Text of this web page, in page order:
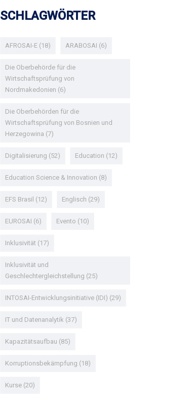
SCHLAGWÖRTER
AFROSAI-E(18) ARABOSAI (6)
Die Oberbehörde für die
Wirtschaftsprüfung von
Nordmakedonien (6)
Die Oberbehörden für die
Wirtschaftsprüfung von Bosnien und
Herzegowina (7)
Digitalisierung (52) Education (12)
Education Science & Innovation (8)
EFS Brasil (12) Englisch (29)
EUROSAI (6) Evento (10)
Inklusivität (17)
Inklusivität und
Geschlechtergleichstellung (25)
INTOSAI-Entwicklungsinitiative (IDI) (29)
IT und Datenanalytik (37)
Kapazitätsaufbau (85)
Korruptionsbekämpfung (18)
Kurse(20)